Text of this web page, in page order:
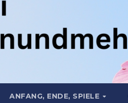
ANFANG, ENDE, SPIELE